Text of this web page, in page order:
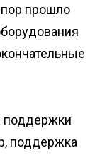
пор прошло
поддержки
поддержка